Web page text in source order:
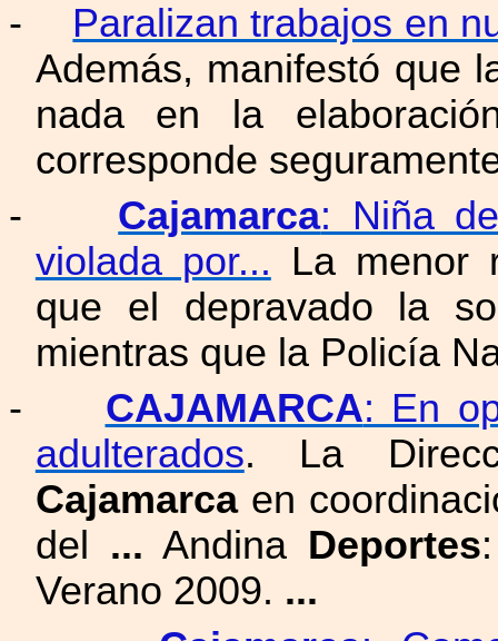
-
Paralizan trabajos en
Además, manifestó que
nada en la
corresponde
-
Cajamarca: Niña
violada por... La menor
que el depravado la
mientras que la Policía
-
CAJAMARCA: En
adulterados. La
Cajamarcaen
del ... Andina Deportes
Verano 2009. ...